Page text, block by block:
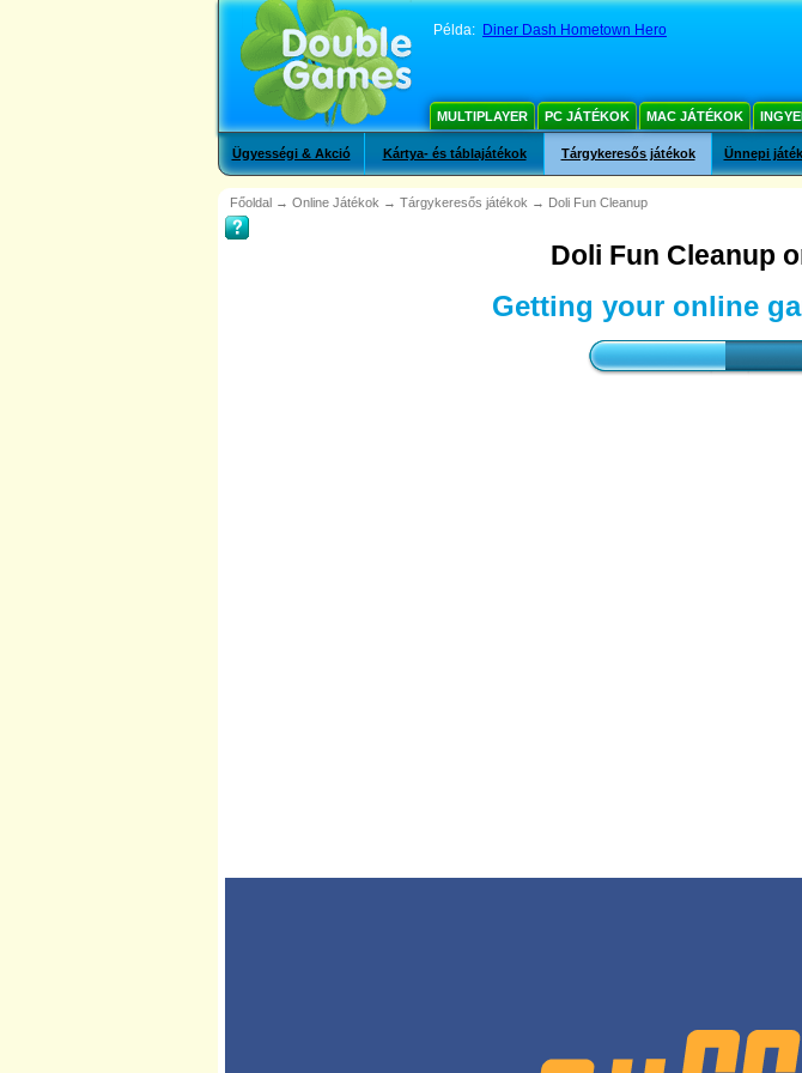
Példa: Diner Dash Hometown Hero
MULTIPLAYER PC JÁTÉKOK MAC JÁTÉKOK
Ügyességi & Akció Kártya- és táblajátékok Tárgykeresős játékok Ünnepi
Főoldal → Online Játékok → Tárgykeresős játékok → Doli Fun Cleanup
Doli Fun Cleanup
Getting your online